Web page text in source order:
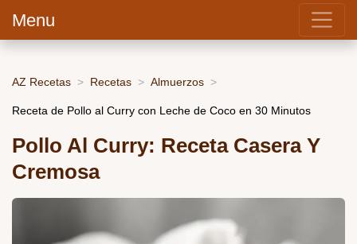
Menu
AZ Recetas Recetas Almuerzos
Receta de Pollo al Curry con Leche de Coco en 30 Minutos
Pollo Al Curry: Receta Casera Y
Cremosa